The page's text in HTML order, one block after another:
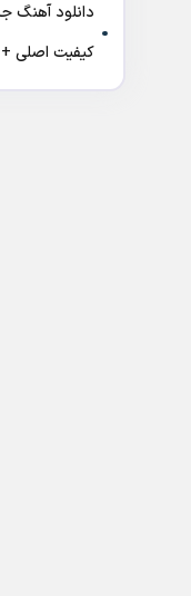
دانلود آهنگ
کیفیت اصلی